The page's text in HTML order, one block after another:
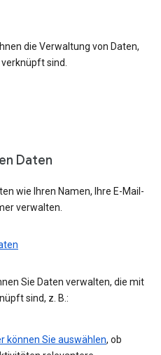
die Verwaltung von Daten,
sind.
Daten
wie Ihren Namen, Ihre E-Mail-
verwalten.
Sie Daten verwalten, die mit
sind, z. B.:
können Sie auswählen, ob